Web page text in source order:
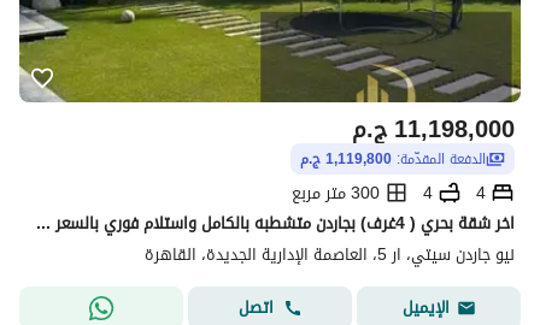
ج.م11,198,000
الدفعة المقدّمة: 1,119,800 ج.م
4
4
300 متر مربع
اخر شقة بحري ( 4غرف) بجاردن متشطبه بالكامل واستلام فوري بالسعر القديم في ارقى احياء العاصمة ف نيو جاردن سيتي-حي متكامل الخدمات-R5 العاصمة الادارية
نيو جاردن سيتي، ار 5، العاصمة الإدارية الجديدة، القاهرة
الإيميل
اتصل